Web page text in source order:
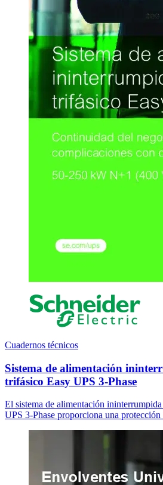
Cuadernos técnicos
Sistema de alimentación
trifásico Easy UPS 3-Phase
El sistema de alimentación
UPS 3-Phase proporciona una